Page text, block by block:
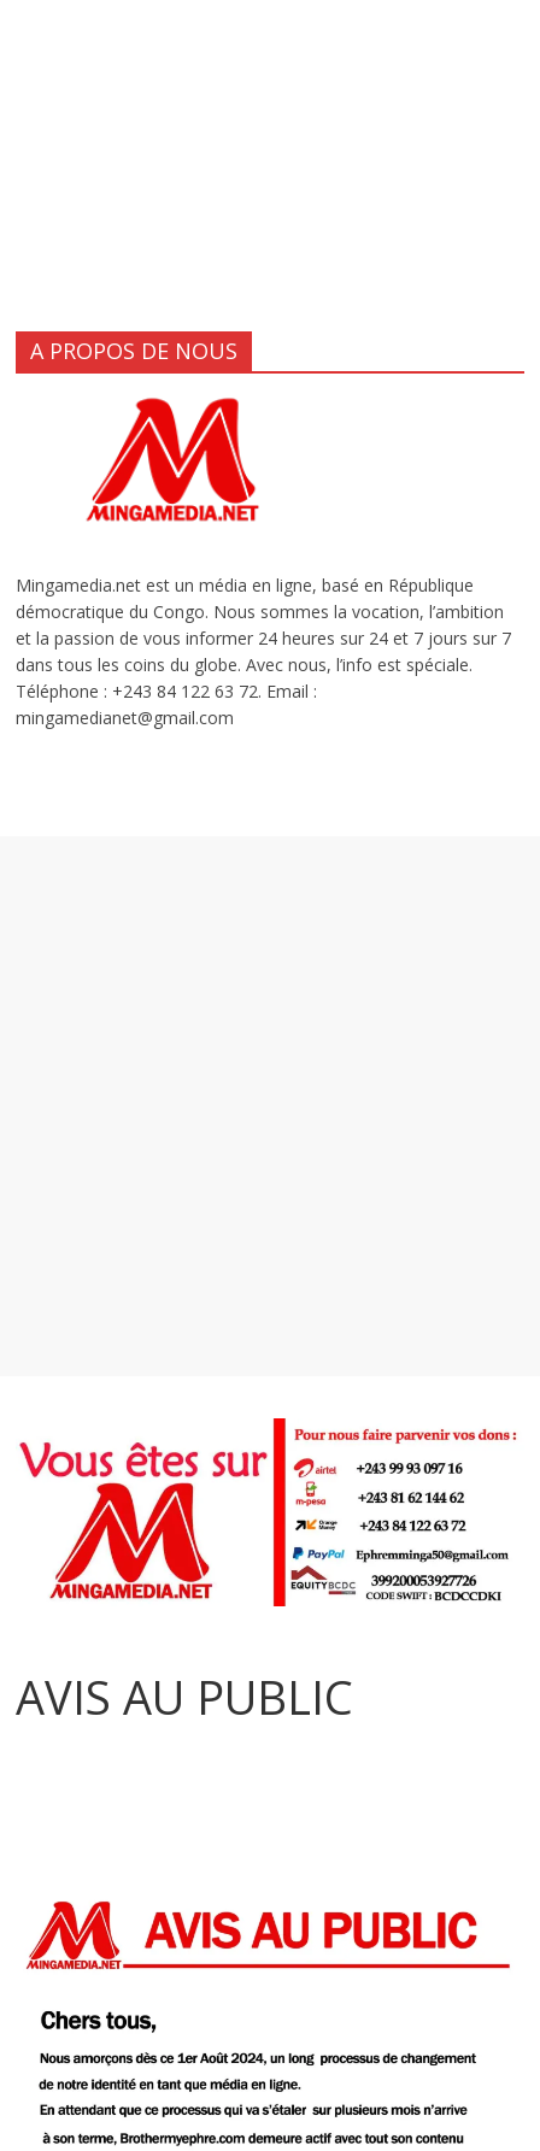
A PROPOS DE NOUS
Mingamedia.net est un média en ligne, basé en République
démocratique du Congo. Nous sommes la vocation, l’ambition
et la passion de vous informer 24 heures sur 24 et 7 jours sur 7
dans tous les coins du globe. Avec nous, l’info est spéciale.
Téléphone : +243 84 122 63 72. Email :
mingamedianet@gmail.com
AVIS AU PUBLIC